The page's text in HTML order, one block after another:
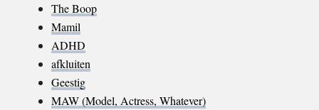
The Boop
Mamil
ADHD
afkluiten
Geestig
MAW (Model, Actress, Whatever)